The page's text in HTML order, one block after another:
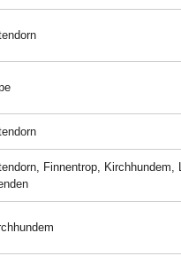
Finnentrop, Kirchhundem,